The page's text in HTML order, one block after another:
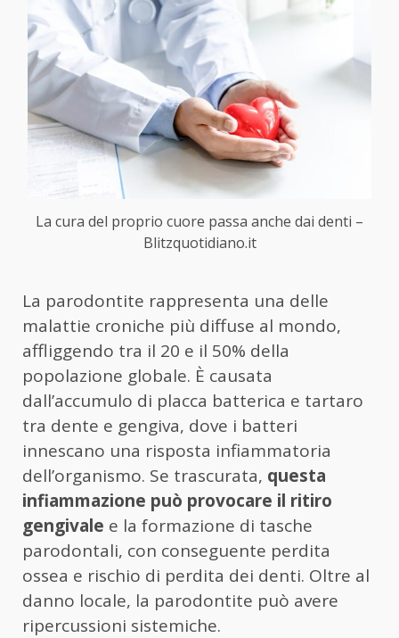
La cura del proprio cuore passa anche dai denti –
Blitzquotidiano.it
La parodontite rappresenta una delle
malattie croniche più diffuse al mondo,
affliggendo tra il 20 e il 50% della
popolazione globale. È causata
dall’accumulo di placca batterica e tartaro
tra dente e gengiva, dove i batteri
innescano una risposta infiammatoria
dell’organismo. Se trascurata, questa
infiammazione può provocare il ritiro
gengivale e la formazione di tasche
parodontali, con conseguente perdita
ossea e rischio di perdita dei denti. Oltre al
danno locale, la parodontite può avere
ripercussioni sistemiche.